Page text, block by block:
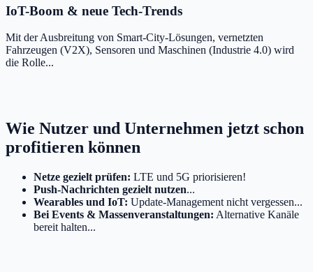
IoT-Boom & neue Tech-Trends
Mit der Ausbreitung von Smart-City-Lösungen, vernetzten
Fahrzeugen (V2X), Sensoren und Maschinen (Industrie 4.0) wird
die Rolle...
Wie Nutzer und Unternehmen jetzt schon
profitieren können
Netze gezielt prüfen: LTE und 5G priorisieren!
Push-Nachrichten gezielt nutzen...
Wearables und IoT: Update-Management nicht vergessen...
Bei Events & Massenveranstaltungen: Alternative Kanäle
bereit halten...